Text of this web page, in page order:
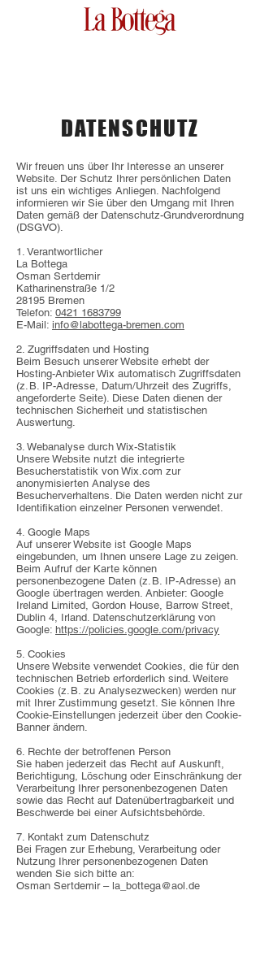
DATENSCHUTZ
Wir freuen uns über Ihr Interesse an unserer
Website. Der Schutz Ihrer persönlichen Daten
ist uns ein wichtiges Anliegen. Nachfolgend
informieren wir Sie über den Umgang mit Ihren
Daten gemäß der Datenschutz-Grundverordnung
(DSGVO).
1. Verantwortlicher
La Bottega
Osman Sertdemir
Katharinenstraße 1/2
28195 Bremen
Telefon: 0421 1683799
E-Mail: info@labottega-bremen.com
2. Zugriffsdaten und Hosting
Beim Besuch unserer Website erhebt der
Hosting-Anbieter Wix automatisch Zugriffsdaten
(z. B. IP-Adresse, Datum/Uhrzeit des Zugriffs,
angeforderte Seite). Diese Daten dienen der
technischen Sicherheit und statistischen
Auswertung.
3. Webanalyse durch Wix-Statistik
Unsere Website nutzt die integrierte
Besucherstatistik von Wix.com zur
anonymisierten Analyse des
Besucherverhaltens. Die Daten werden nicht zur
Identifikation einzelner Personen verwendet.
4. Google Maps
Auf unserer Website ist Google Maps
eingebunden, um Ihnen unsere Lage zu zeigen.
Beim Aufruf der Karte können
personenbezogene Daten (z. B. IP-Adresse) an
Google übertragen werden. Anbieter: Google
Ireland Limited, Gordon House, Barrow Street,
Dublin 4, Irland. Datenschutzerklärung von
Google: https://policies.google.com/privacy
5. Cookies
Unsere Website verwendet Cookies, die für den
technischen Betrieb erforderlich sind. Weitere
Cookies (z. B. zu Analysezwecken) werden nur
mit Ihrer Zustimmung gesetzt. Sie können Ihre
Cookie-Einstellungen jederzeit über den Cookie-
Banner ändern.
6. Rechte der betroffenen Person
Sie haben jederzeit das Recht auf Auskunft,
Berichtigung, Löschung oder Einschränkung der
Verarbeitung Ihrer personenbezogenen Daten
sowie das Recht auf Datenübertragbarkeit und
Beschwerde bei einer Aufsichtsbehörde.
7. Kontakt zum Datenschutz
Bei Fragen zur Erhebung, Verarbeitung oder
Nutzung Ihrer personenbezogenen Daten
wenden Sie sich bitte an:
Osman Sertdemir – la_bottega@aol.de